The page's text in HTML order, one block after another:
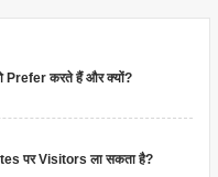
Prefer करते हैं और क्यों?
पर Visitors ला सकता है?